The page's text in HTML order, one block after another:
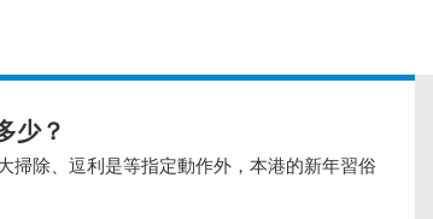
少？
掃除、逗利是等指定動作外，本港的新年習俗